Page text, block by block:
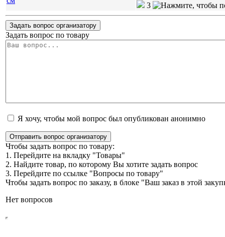
3
Задать вопрос организатору
Задать вопрос по товару
Я хочу, чтобы мой вопрос был опубликован анонимно
Отправить вопрос организатору
Чтобы задать вопрос по товару:
1. Перейдите на вкладку "Товары"
2. Найдите товар, по которому Вы хотите задать вопрос
3. Перейдите по ссылке "Вопросы по товару"
Чтобы задать вопрос по заказу, в блоке "Ваш заказ в этой
Нет вопросов